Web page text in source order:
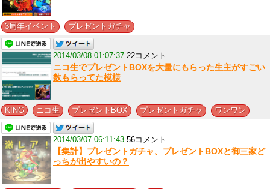
3周年イベント プレゼントガチャ
2014/03/08 01:07:37 22コメント
ニコ生でプレゼントBOXを大量にもらった生主がすごい
数もらってた模様
KING ニコ生 プレゼントBOX プレゼントガチャ ワンワン
2014/03/07 06:11:43 56コメント
【集計】プレゼントガチャ、プレゼントBOXと御三家ど
っちが出やすいの？